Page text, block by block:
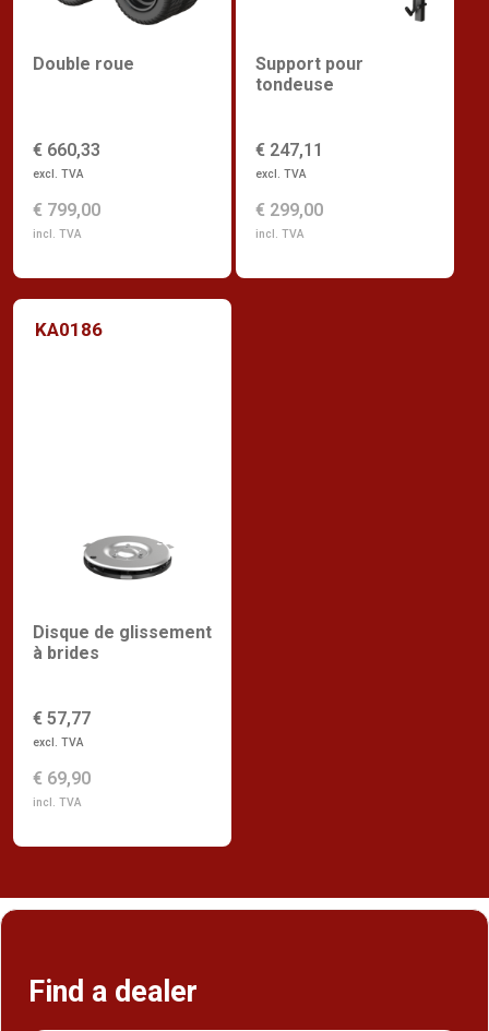
Double roue
€ 660,33
excl. TVA
€ 799,00
incl. TVA
Support pour
tondeuse
€ 247,11
excl. TVA
€ 299,00
incl. TVA
KA0186
Disque de glissement
à brides
€ 57,77
excl. TVA
€ 69,90
incl. TVA
Find a dealer